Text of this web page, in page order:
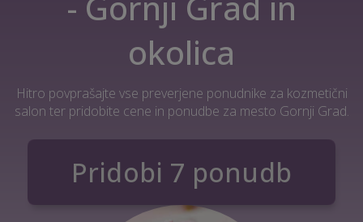
okolica
Hitro povprašajte vse preverjene ponudnike za kozmetični
salon ter pridobite cene in ponudbe za mesto Gornji Grad.
Pridobi 7 ponudb